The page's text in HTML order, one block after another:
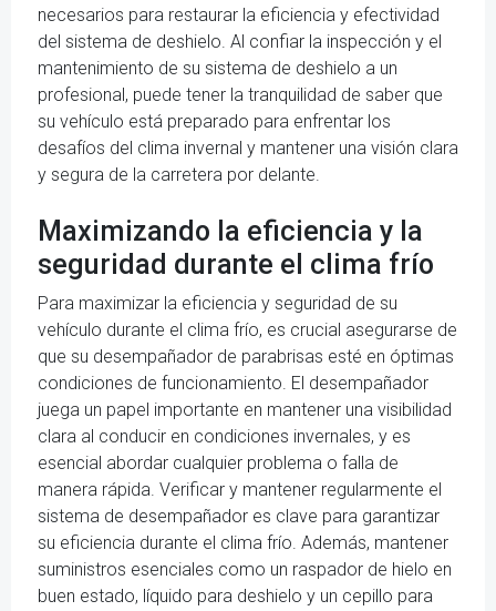
necesarios para restaurar la eficiencia y efectividad
del sistema de deshielo. Al confiar la inspección y el
mantenimiento de su sistema de deshielo a un
profesional, puede tener la tranquilidad de saber que
su vehículo está preparado para enfrentar los
desafíos del clima invernal y mantener una visión clara
y segura de la carretera por delante.
Maximizando la eficiencia y la
seguridad durante el clima frío
Para maximizar la eficiencia y seguridad de su
vehículo durante el clima frío, es crucial asegurarse de
que su desempañador de parabrisas esté en óptimas
condiciones de funcionamiento. El desempañador
juega un papel importante en mantener una visibilidad
clara al conducir en condiciones invernales, y es
esencial abordar cualquier problema o falla de
manera rápida. Verificar y mantener regularmente el
sistema de desempañador es clave para garantizar
su eficiencia durante el clima frío. Además, mantener
suministros esenciales como un raspador de hielo en
buen estado, líquido para deshielo y un cepillo para